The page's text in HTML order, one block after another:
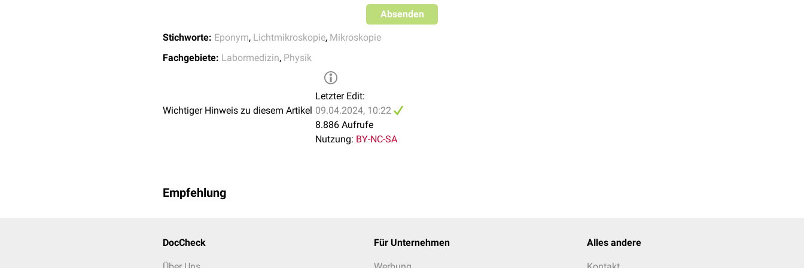
Absenden
Stichworte: Eponym, Lichtmikroskopie, Mikroskopie
Fachgebiete: Labormedizin, Physik
Wichtiger Hinweis zu diesem Artikel
Letzter Edit:
09.04.2024, 10:22
8.886 Aufrufe
Nutzung: BY-NC-SA
Empfehlung
DocCheck Für Unternehmen Alles andere